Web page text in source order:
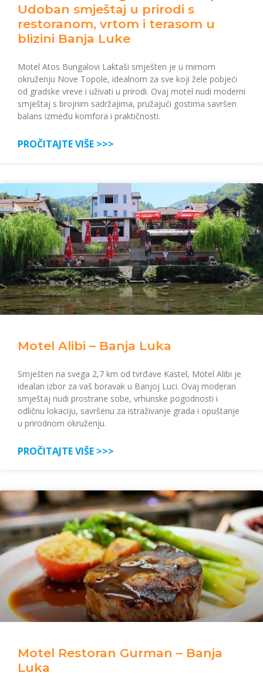
Udoban smještaj u prirodi s
restoranom, vrtom i terasom u
blizini Banja Luke
Motel Atos Bungalovi Laktaši smješten je u mirnom
okruženju Nove Topole, idealnom za sve koji žele pobjeći
od gradske vreve i uživati u prirodi. Ovaj motel nudi moderni
smještaj s brojnim sadržajima, pružajući gostima savršen
balans između komfora i praktičnosti.
PROČITAJTE VIŠE >>>
Motel Alibi – Banja Luka
Smješten na svega 2,7 km od tvrđave Kastel, Motel Alibi je
idealan izbor za vaš boravak u Banjoj Luci. Ovaj moderan
smještaj nudi prostrane sobe, vrhunske pogodnosti i
odličnu lokaciju, savršenu za istraživanje grada i opuštanje
u prirodnom okruženju.
PROČITAJTE VIŠE >>>
Motel Restoran Gurman – Banja
Luka